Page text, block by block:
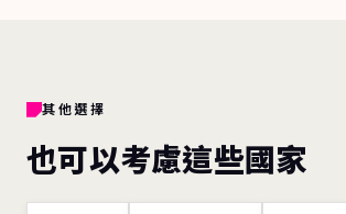
其他選擇
也可以考慮這些國家